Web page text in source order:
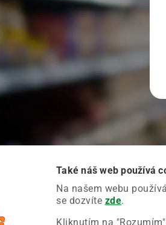
Také náš web používá
Na našem webu
se dozvíte zde.
Kliknutím na